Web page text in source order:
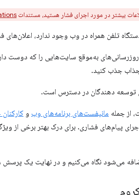
بیشتر در مورد اجرای فشار هستید، مستندات
تلفن همراه در وب وجود ندارد،
به‌موقع سایت‌هایی را که دوست
جذاب جذب کنید.
توسعه دهندگان در دسترس است.
مانیفست‌های برنامه‌های وب و
اجرای پیام‌های فشاری. برای درک بهتر برخی از